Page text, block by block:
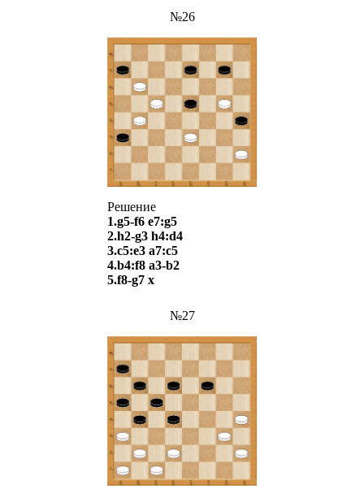
№26
Решение
1.g5-f6 e7:g5
2.h2-g3 h4:d4
3.c5:e3 a7:c5
4.b4:f8 a3-b2
5.f8-g7 х
№27